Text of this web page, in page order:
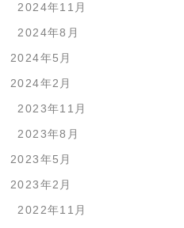
2024年11月
2024年8月
2024年5月
2024年2月
2023年11月
2023年8月
2023年5月
2023年2月
2022年11月